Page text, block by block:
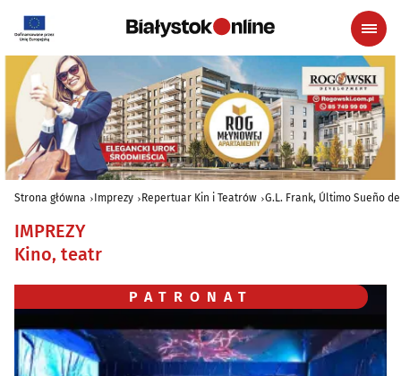
Strona główna Imprezy Repertuar Kin i Teatrów G.L. Frank, Último Sueño
IMPREZY
Kino, teatr
PATRONAT